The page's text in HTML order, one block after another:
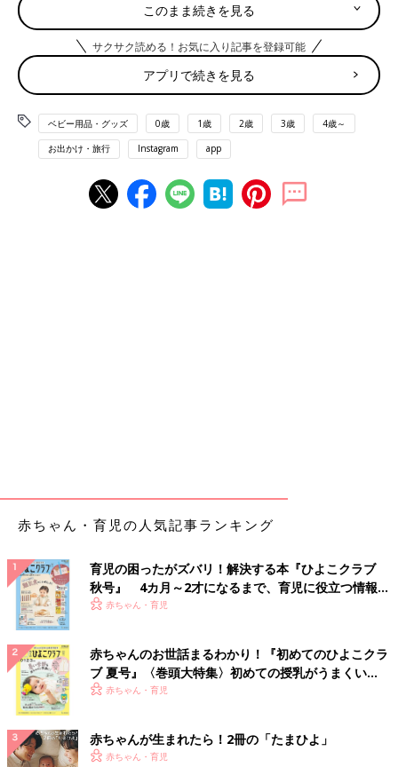
このまま続きを見る
サクサク読める！お気に入り記事を登録可能
アプリで続きを見る
ベビー用品・グッズ 0歳 1歳 2歳 3歳 4歳～
お出かけ・旅行 Instagram app
赤ちゃん・育児の人気記事ランキング
育児の困ったがズバリ！解決する本『ひよこクラブ
秋号』 4カ月～2才になるまで、育児に役立つ情報が
いっぱい！
赤ちゃん・育児
赤ちゃんのお世話まるわかり！『初めてのひよこクラ
ブ 夏号』〈巻頭大特集〉初めての授乳がうまくい
く！ おっぱい・ミルクの基本と夏のトラブル 解決テ
赤ちゃん・育児
赤ちゃんが生まれたら！2冊の「たまひよ」
赤ちゃん・育児